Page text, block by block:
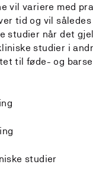
vil variere med
tid og vil
studier når det
studier i
til føde- og
studier